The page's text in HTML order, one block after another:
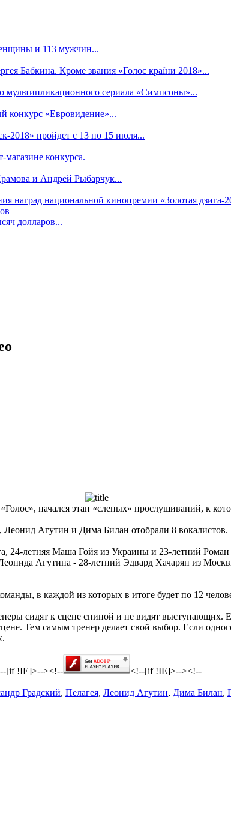
и 113 мужчин...
Бабкина. Кроме звания «Голос країни 2018»...
мультипликационного сериала «Симпсоны»...
конкурс «Евровидение»...
2018» пройдет с 13 по 15 июля...
магазине конкурса.
и Андрей Рыбарчук...
наград национальной кинопремии «Золотая дзига-
долларов...
начался этап «слепых» прослушиваний, к
Леонид Агутин и Дима Билан отобрали 8 вокалистов.
24-летняя Маша Гойя из Украины и 23-летний
Агутина - 28-летний Эдвард Хачарян из
в каждой из которых в итоге будет по 12
сидят к сцене спиной и не видят выступающих.
Тем самым тренер делает свой выбор. Если
[if !IE]>--><!-- <!--[if !IE]>--><!--
Градский, Пелагея, Леонид Агутин, Дима Билан,